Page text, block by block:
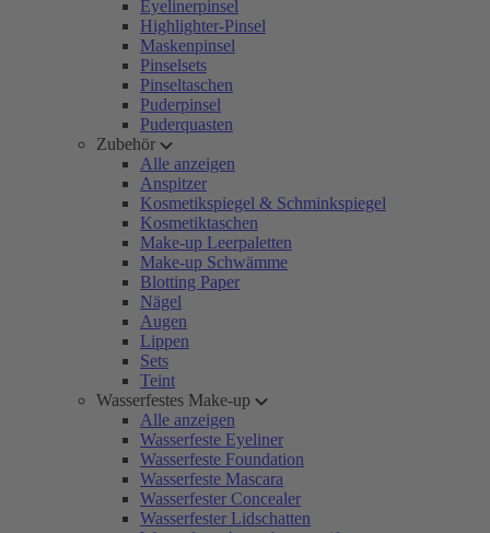
Eyelinerpinsel
Highlighter-Pinsel
Maskenpinsel
Pinselsets
Pinseltaschen
Puderpinsel
Puderquasten
Zubehör
Alle anzeigen
Anspitzer
Kosmetikspiegel & Schminkspiegel
Kosmetiktaschen
Make-up Leerpaletten
Make-up Schwämme
Blotting Paper
Nägel
Augen
Lippen
Sets
Teint
Wasserfestes Make-up
Alle anzeigen
Wasserfeste Eyeliner
Wasserfeste Foundation
Wasserfeste Mascara
Wasserfester Concealer
Wasserfester Lidschatten